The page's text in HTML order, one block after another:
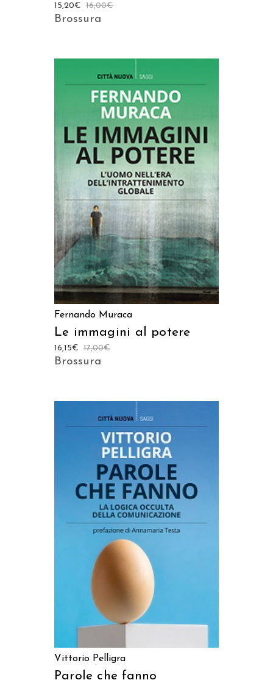
16,00€
15,20€
Brossura
AGGIUNGI AL CARRELLO
Fernando Muraca
Le immagini al potere
17,00€
16,15€
Brossura
AGGIUNGI AL CARRELLO
Vittorio Pelligra
Parole che fanno